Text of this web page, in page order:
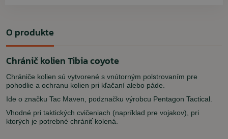
O produkte
Chránič kolien Tibia coyote
Chrániče kolien sú vytvorené s vnútorným polstrovaním pre
pohodlie a ochranu kolien pri kľačaní alebo páde.
Ide o značku Tac Maven, podznačku výrobcu Pentagon Tactical.
Vhodné pri taktických cvičeniach (napríklad pre vojakov), pri
ktorých je potrebné chrániť kolená.